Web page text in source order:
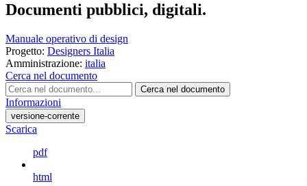
Documenti pubblici, digitali.
Manuale operativo di design
Progetto: Designers Italia
Amministrazione: italia
Cerca nel documento
Cerca nel documento
Informazioni
versione-corrente
Scarica
pdf
html